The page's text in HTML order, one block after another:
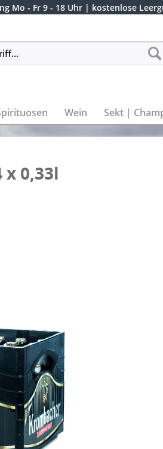
Mo - Fr 9 - 18 Uhr | kostenlose
Wein Sekt |
0,33l